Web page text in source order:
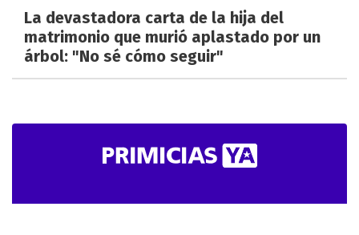
La devastadora carta de la hija del
matrimonio que murió aplastado por un
árbol: "No sé cómo seguir"